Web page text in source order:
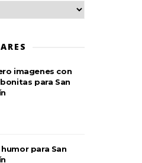
imagenes con
para San
humor para San